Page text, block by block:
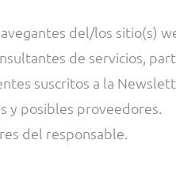
del/los sitio(s)
de servicios,
suscritos a la
y posibles proveedores.
del responsable.